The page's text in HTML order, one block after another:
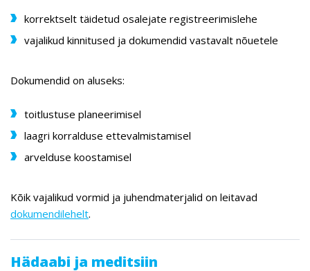
korrektselt täidetud osalejate registreerimislehe
vajalikud kinnitused ja dokumendid vastavalt nõuetele
Dokumendid on aluseks:
toitlustuse planeerimisel
laagri korralduse ettevalmistamisel
arvelduse koostamisel
Kõik vajalikud vormid ja juhendmaterjalid on leitavad
dokumendilehelt.
Hädaabi ja meditsiin